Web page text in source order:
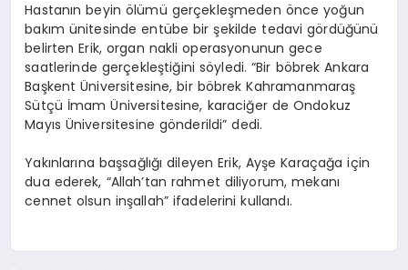
Hastanın beyin ölümü gerçekleşmeden önce yoğun
bakım ünitesinde entübe bir şekilde tedavi gördüğünü
belirten Erik, organ nakli operasyonunun gece
saatlerinde gerçekleştiğini söyledi. “Bir böbrek Ankara
Başkent Üniversitesine, bir böbrek Kahramanmaraş
Sütçü İmam Üniversitesine, karaciğer de Ondokuz
Mayıs Üniversitesine gönderildi” dedi.
Yakınlarına başsağlığı dileyen Erik, Ayşe Karaçağa için
dua ederek, “Allah’tan rahmet diliyorum, mekanı
cennet olsun inşallah” ifadelerini kullandı.